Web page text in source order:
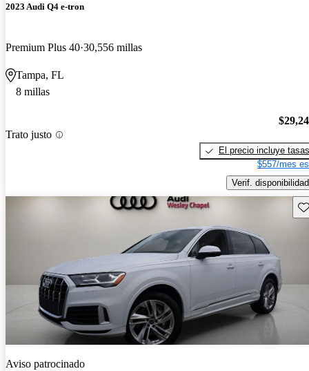
2023 Audi Q4 e-tron
Premium Plus 40 30,556 millas
Tampa, FL
8 millas
Trato justo
El precio incluye tasas
$557/mes
Verif. disponibilidad
Aviso patrocinado